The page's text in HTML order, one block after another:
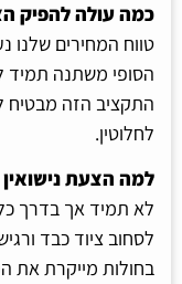
כמה עולה להפיק
הסופי משתנה תמיד
התקציב הזה מבטיח
לחלוטין.
למה הצעת
לא תמיד אך בדרך
לסחוב ציוד כבד
בחולות מייקרת את